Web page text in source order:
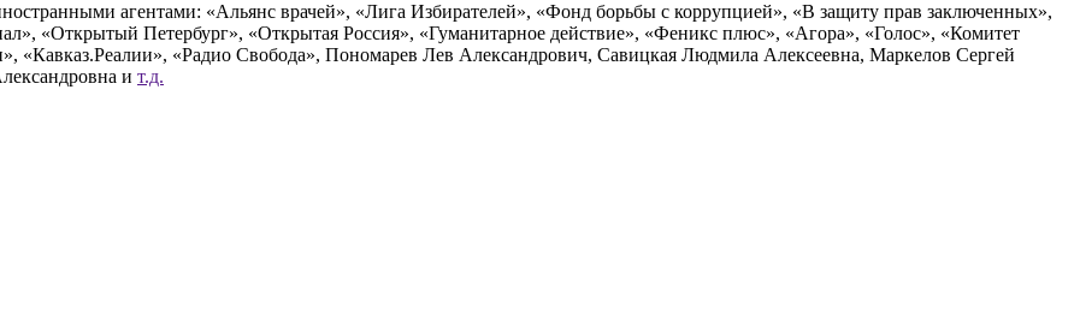
агентами: «Альянс врачей», «Лига Избирателей», «Фонд борьбы с коррупцией», «В защиту прав заключенных»,
«Открытый Петербург», «Открытая Россия», «Гуманитарное действие», «Феникс плюс», «Агора», «Голос», «Комитет
«Кавказ.Реалии», «Радио Свобода», Пономарев Лев Александрович, Савицкая Людмила Алексеевна, Маркелов Сергей
и т.д.